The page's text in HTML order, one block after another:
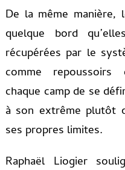
De la même manière,
quelque bord
récupérées par le
comme repoussoirs
chaque camp de se
à son extrême plutôt
ses propres limites.
Raphaël Liogier